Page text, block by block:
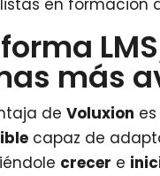
en formación
más
deVoluxion
capaz de
crecer e